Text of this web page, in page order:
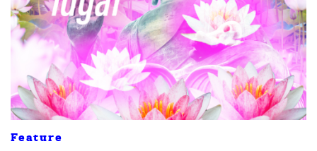
Feature